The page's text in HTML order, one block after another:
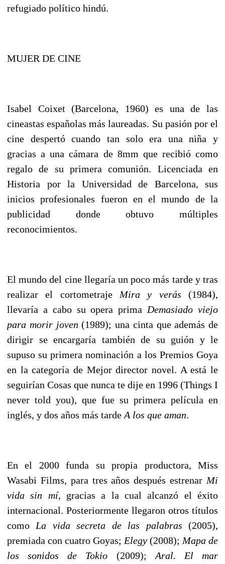
refugiado político hindú.
MUJER DE CINE
Isabel Coixet (Barcelona, 1960) es una de las
cineastas españolas más laureadas. Su pasión por el
cine despertó cuando tan solo era una niña y
gracias a una cámara de 8mm que recibió como
regalo de su primera comunión. Licenciada en
Historia por la Universidad de Barcelona, sus
inicios profesionales fueron en el mundo de la
publicidad donde obtuvo múltiples
reconocimientos.
El mundo del cine llegaría un poco más tarde y tras
realizar el cortometraje Mira y verás (1984),
llevaría a cabo su opera prima Demasiado viejo
para morir joven (1989); una cinta que además de
dirigir se encargaría también de su guión y le
supuso su primera nominación a los Premios Goya
en la categoría de Mejor director novel. A está le
seguirían Cosas que nunca te dije en 1996 (Things I
never told you), que fue su primera película en
inglés, y dos años más tarde A los que aman.
En el 2000 funda su propia productora, Miss
Wasabi Films, para tres años después estrenar Mi
vida sin mí, gracias a la cual alcanzó el éxito
internacional. Posteriormente llegaron otros títulos
como La vida secreta de las palabras (2005),
premiada con cuatro Goyas; Elegy (2008); Mapa de
los sonidos de Tokio (2009); Aral. El mar